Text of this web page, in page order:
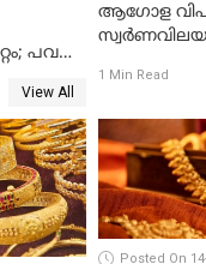
പവന്
View All
ആഗോള
1 Min Read
Posted On